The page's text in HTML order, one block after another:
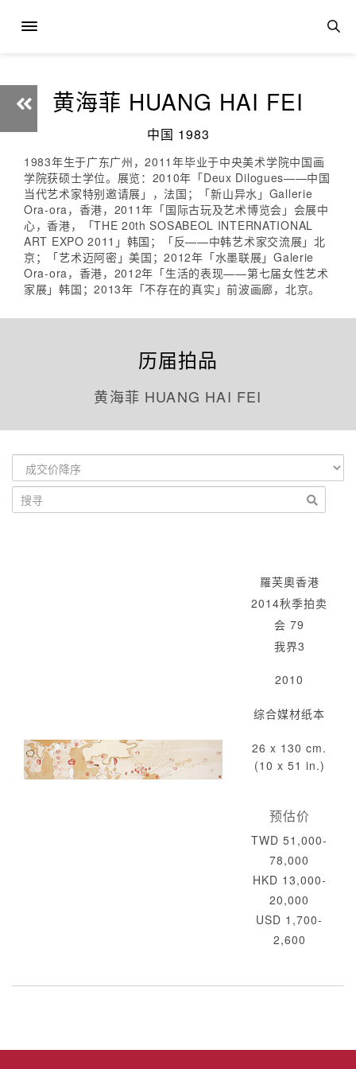
黄海菲 HUANG HAI FEI
中国 1983
1983年生于广东广州，2011年毕业于中央美术学院中国画
学院获硕士学位。展览：2010年「Deux Dilogues——中国
当代艺术家特别邀请展」，法国；「新山异水」Gallerie
Ora-ora，香港，2011年「国际古玩及艺术博览会」会展中
心，香港，「THE 20th SOSABEOL INTERNATIONAL
ART EXPO 2011」韩国；「反——中韩艺术家交流展」北
京；「艺术迈阿密」美国；2012年「水墨联展」Galerie
Ora-ora，香港，2012年「生活的表现——第七届女性艺术
家展」韩国；2013年「不存在的真实」前波画廊，北京。
历届拍品
黄海菲 HUANG HAI FEI
羅芙奧香港
2014秋季拍卖
会 79
我界3
2010
综合媒材纸本
26 x 130 cm.
(10 x 51 in.)
预估价
TWD 51,000-
78,000
HKD 13,000-
20,000
USD 1,700-
2,600